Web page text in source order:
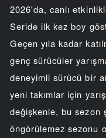
2026'da, canlı
Seride ilk kez boy
Geçen yıla kadar
genç sürücüler
deneyimli sürücü bir
yeni takımlar için
değişkenle, bu sezon
öngörülemez sezonu